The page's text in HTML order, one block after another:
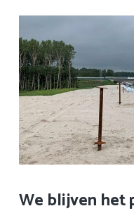
We blijven het